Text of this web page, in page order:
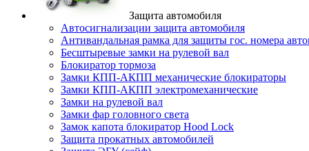
Защита автомобиля
Автосигнализации защита автомобиля
Антивандальная рамка для защиты гос. номера
Бесштыревые замки на рулевой вал
Блокиратор тормоза
Замки КПП-АКПП механические блокираторы
Замки КПП-АКПП электромеханические
Замки на рулевой вал
Замки фар головного света
Замок капота блокиратор Hood Lock
Защита прокатных автомобилей